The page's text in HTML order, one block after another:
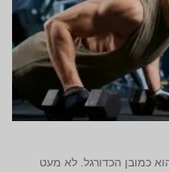
כמובן הכדורגל. לא מעט